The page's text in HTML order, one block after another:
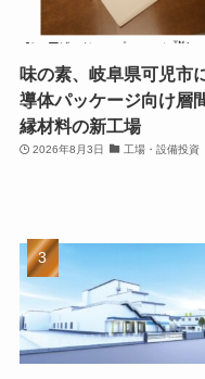
味の素、岐阜県可児市
導体パッケージ向け層
縁材料の新工場
2026年8月3日 工場・設備投資